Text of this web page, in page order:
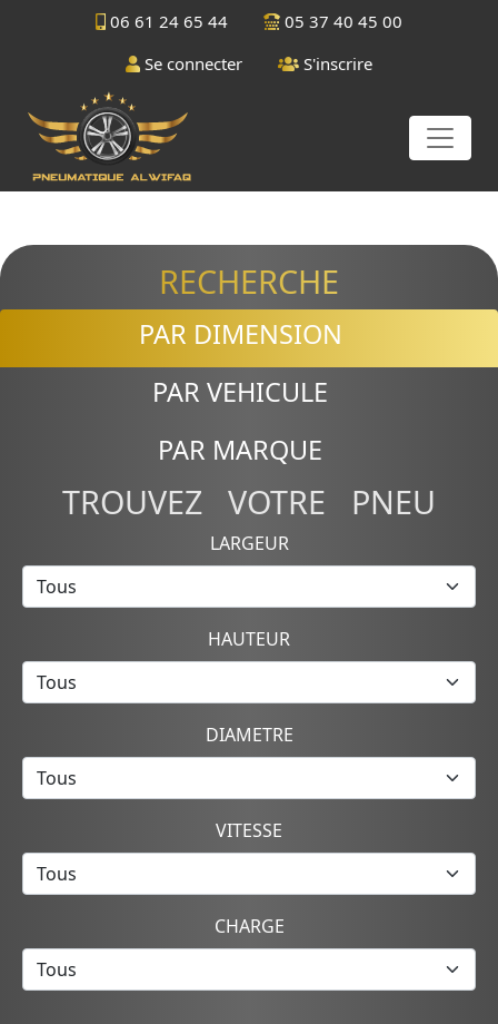
06 61 24 65 44
05 37 40 45 00
Se connecter
S'inscrire
RECHERCHE
PAR DIMENSION
PAR VEHICULE
PAR MARQUE
TROUVEZ VOTRE PNEU
LARGEUR
HAUTEUR
DIAMETRE
VITESSE
CHARGE